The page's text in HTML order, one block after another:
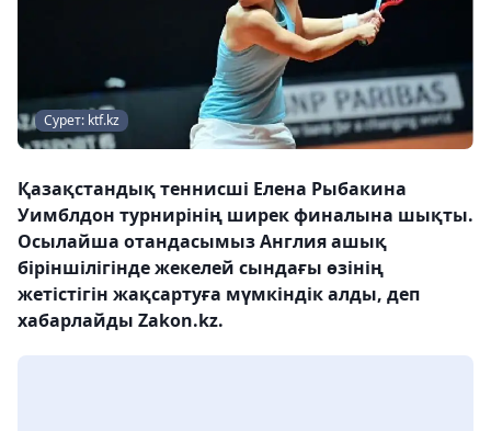
Сурет: ktf.kz
Қазақстандық теннисші Елена Рыбакина
Уимблдон турнирінің ширек финалына шықты.
Осылайша отандасымыз Англия ашық
біріншілігінде жекелей сындағы өзінің
жетістігін жақсартуға мүмкіндік алды, деп
хабарлайды Zakon.kz.